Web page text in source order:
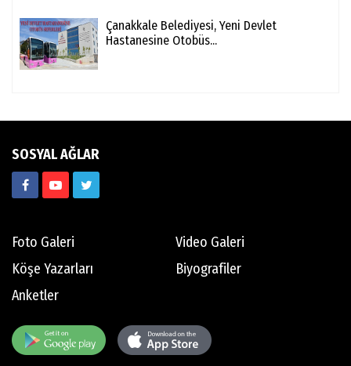
Çanakkale Belediyesi, Yeni Devlet
Hastanesine Otobüs...
SOSYAL AĞLAR
Foto Galeri
Video Galeri
Köşe Yazarları
Biyografiler
Anketler